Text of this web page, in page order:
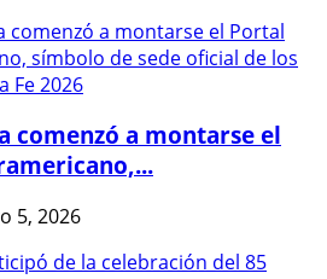
comenzó a montarse el
5, 2026